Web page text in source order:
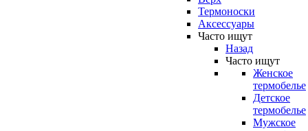
Термоноски
Аксессуары
Часто ищут
Назад
Часто ищут
Женское
термобелье
Детское
термобелье
Мужское